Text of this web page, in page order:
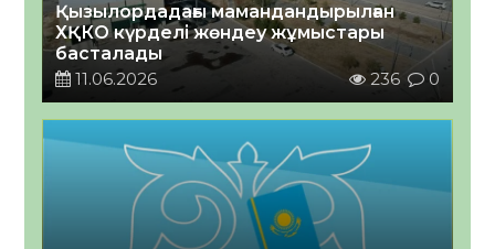
Қызылордадағы мамандандырылған
ХҚКО күрделі жөндеу жұмыстары
басталады
11.06.2026
236 0